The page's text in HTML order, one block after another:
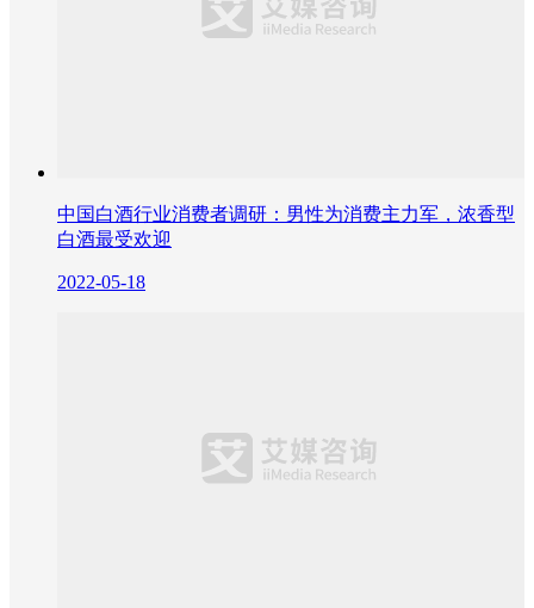
中国白酒行业消费者调研：男性为消费主力军，浓香型
白酒最受欢迎
2022-05-18